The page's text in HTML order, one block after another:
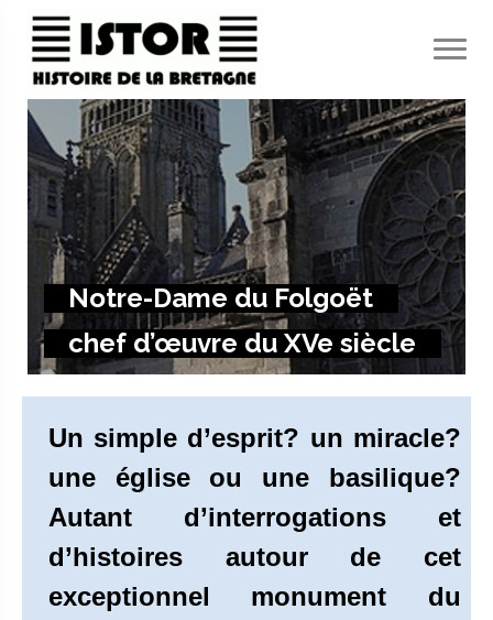
Notre-Dame du Folgoët
chef d’œuvre du XVe siècle
Un simple d’esprit? un miracle?
une église ou une basilique?
Autant d’interrogations et
d’histoires autour de cet
exceptionnel monument du
Panneau de gestion des cookies